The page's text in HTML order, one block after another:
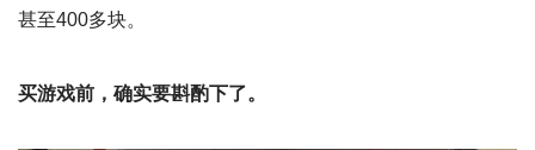
甚至400多块。
买游戏前，确实要斟酌下了。